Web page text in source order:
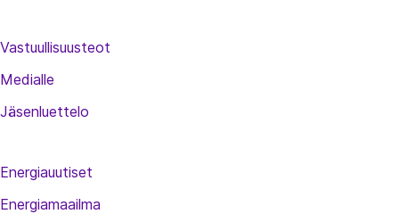
Vastuullisuusteot
Medialle
Jäsenluettelo
Energiauutiset
Energiamaailma